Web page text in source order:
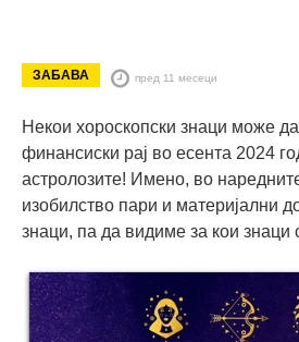
ЗАБАВА пред 11 месеци
Некои хороскопски знаци може
финансиски рај во есента 2024
астролозите! Имено, во
изобилство пари и материјални
знаци, па да видиме за кои знаци